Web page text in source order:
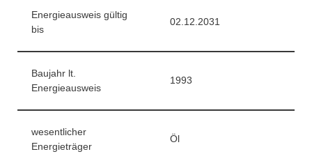
Energieausweis gültig
bis
02.12.2031
Baujahr lt.
Energieausweis
1993
wesentlicher
Energieträger
Öl